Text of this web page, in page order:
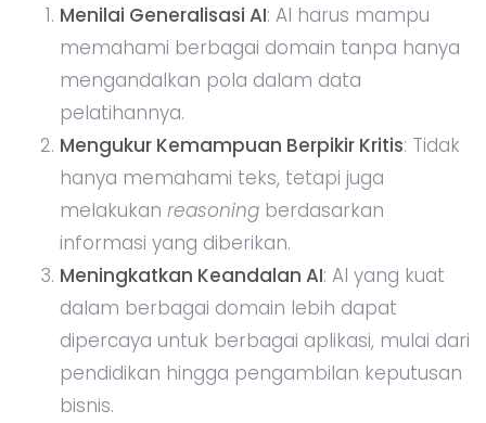
Menilai Generalisasi AI: AI harus mampu
memahami berbagai domain tanpa hanya
mengandalkan pola dalam data
pelatihannya.
Mengukur Kemampuan Berpikir Kritis: Tidak
hanya memahami teks, tetapi juga
melakukan reasoning berdasarkan
informasi yang diberikan.
Meningkatkan Keandalan AI: AI yang kuat
dalam berbagai domain lebih dapat
dipercaya untuk berbagai aplikasi, mulai dari
pendidikan hingga pengambilan keputusan
bisnis.